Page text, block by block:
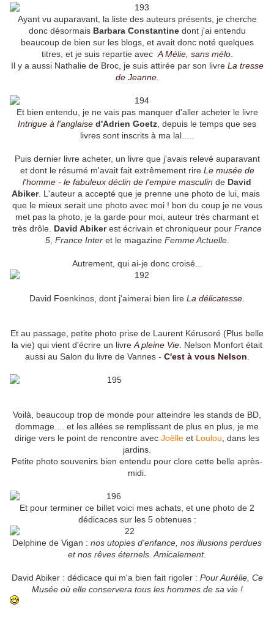
Ayant vu auparavant, la liste des auteurs présents, je cherche
donc désormais Barbara Constantinedont j'ai entendu
beaucoup de bien sur les blogs, et avait donc noté quelques
titres, et je suis repartie avec A Mélie, sans mélo.
Il y a aussi Nathalie de Broc, je suis attirée par son livre La tresse
de Jeanne.
Et bien entendu, je ne vais pas manquer d'aller acheter le livre
Intrigue à l'anglaise d'Adrien Goetz , depuis le temps que ses
livres sont inscrits à ma lal.....
Puis dernier livre acheter, un livre que j'avais relevé auparavant
et dont le résumé m'avait fait extrêmement rire Le musée de
l'homme - le fabuleux déclin de l'empire masculin de David
Abiker. L'auteur a accepté que je prenne une photo de lui, mais
que le mieux serait une photo avec moi ! bon du coup je ne vous
met pas la photo, je la garde pour moi, auteur très charmant et
très drôle. David Abikerest écrivain et chroniqueur pour France
5, France Interet le magazine Femme Actuelle.
Autrement, qui ai-je donc croisé...
David Foenkinos, dont j'aimerai bien lire La délicatesse
Et au passage, petite photo prise de Laurent Kérusoré (Plus belle
la vie) qui vient d'écrire un livre A pleine Vie . Nelson Monfort était
aussi au Salon du livre de Vannes - C'est à vous Nelson
Voilà, beaucoup trop de monde pour atteindre les stands de BD,
dommage.... et les allées se remplissant de plus en plus, je me
dirige vers le point de rencontre avec Joëlle et Loulou , dans les
jardins.
Petite photo souvenirs bien entendu pour clore cette belle après-
midi.
Et pour terminer ce billet voici mes achats, et une photo de 2
dédicaces sur les 5 obtenues :
Delphine de Vigan : nos utopies d'enfance, nos illusions perdues
et nos rêves éternels. Amicalement.
David Abiker : dédicace qui m'a bien fait rigoler : Pour Aurélie, Ce
Musée où elle conservera tous les hommes de sa vie !